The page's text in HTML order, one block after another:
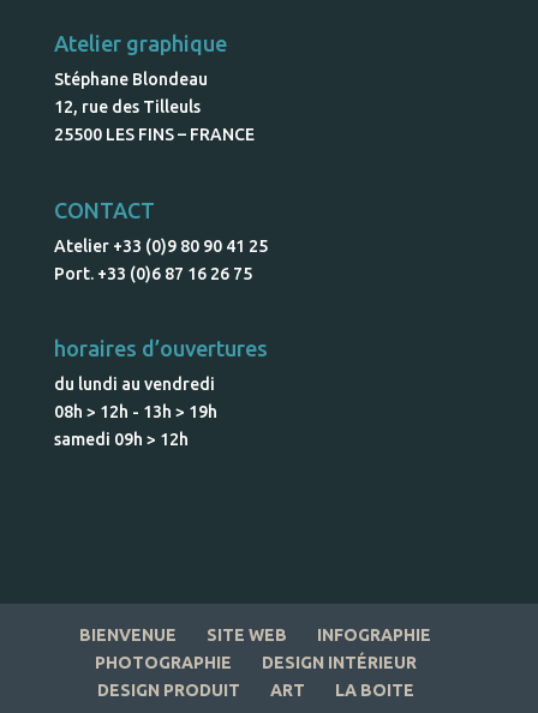
Atelier graphique
Stéphane Blondeau
12, rue des Tilleuls
25500 LES FINS – FRANCE
CONTACT
Atelier +33 (0)9 80 90 41 25
Port. +33 (0)6 87 16 26 75
horaires d’ouvertures
du lundi au vendredi
08h > 12h - 13h > 19h
samedi 09h > 12h
BIENVENUE SITE WEB
INFOGRAPHIE
PHOTOGRAPHIE
DESIGN INTÉRIEUR
DESIGN PRODUIT
ART LA BOITE